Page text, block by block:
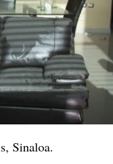
Sinaloa.